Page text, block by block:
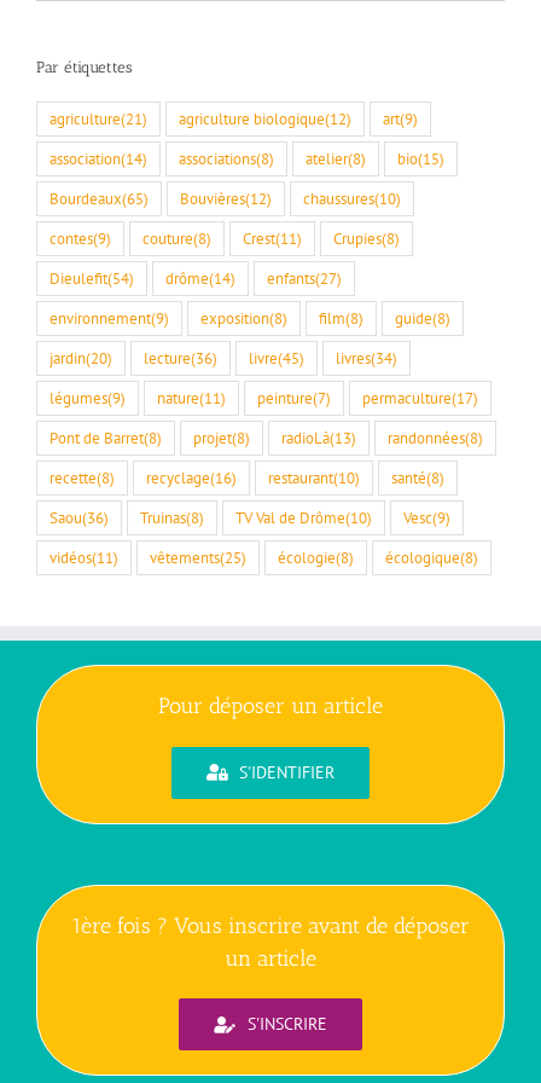
Par étiquettes
agriculture(21) agriculture biologique(12) art(9)
association(14) associations(8) atelier(8) bio(15)
Bourdeaux(65) Bouvières(12) chaussures(10)
contes(9) couture(8) Crest(11) Crupies(8)
Dieulefit(54) drôme(14) enfants(27)
environnement(9) exposition(8) film(8) guide(8)
jardin(20) lecture(36) livre(45) livres(34)
légumes(9) nature(11) peinture(7) permaculture(17)
Pont de Barret(8) projet(8) radioLà(13) randonnées(8)
recette(8) recyclage(16) restaurant(10) santé(8)
Saou(36) Truinas(8) TV Val de Drôme(10) Vesc(9)
vidéos(11) vêtements(25) écologie(8) écologique(8)
Pour déposer un article
S'IDENTIFIER
1ère fois ? Vous inscrire avant de déposer
un article
S'INSCRIRE